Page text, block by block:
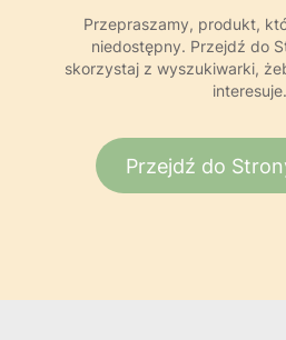
Przepraszamy, produkt,
niedostępny. Przejdź do
skorzystaj z wyszukiwarki,
interesuje.
Przejdź do